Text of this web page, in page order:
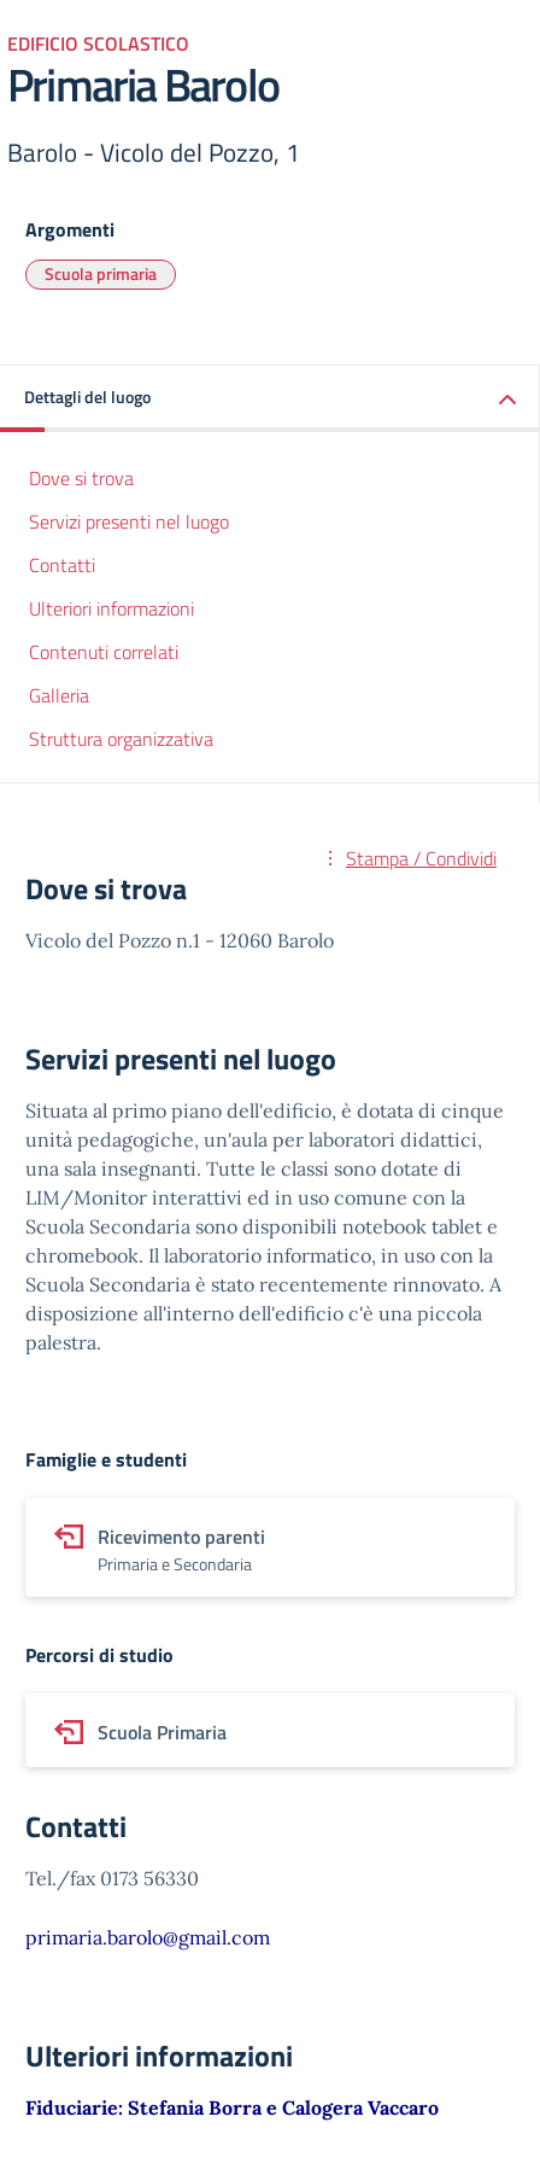
EDIFICIO SCOLASTICO
Primaria Barolo
Barolo - Vicolo del Pozzo, 1
Argomenti
Scuola primaria
Dettagli del luogo
Dove si trova
Servizi presenti nel luogo
Contatti
Ulteriori informazioni
Contenuti correlati
Galleria
Struttura organizzativa
Stampa / Condividi
Dove si trova
Vicolo del Pozzo n.1 - 12060 Barolo
Servizi presenti nel luogo
Situata al primo piano dell'edificio, è dotata di cinque
unità pedagogiche, un'aula per laboratori didattici,
una sala insegnanti. Tutte le classi sono dotate di
LIM/Monitor interattivi ed in uso comune con la
Scuola Secondaria sono disponibili notebook tablet e
chromebook. Il laboratorio informatico, in uso con la
Scuola Secondaria è stato recentemente rinnovato. A
disposizione all'interno dell'edificio c'è una piccola
palestra.
Famiglie e studenti
Ricevimento parenti
Primaria e Secondaria
Percorsi di studio
Scuola Primaria
Contatti
Tel./fax 0173 56330
primaria.barolo@gmail.com
Ulteriori informazioni
Fiduciarie: Stefania Borra e Calogera Vaccaro